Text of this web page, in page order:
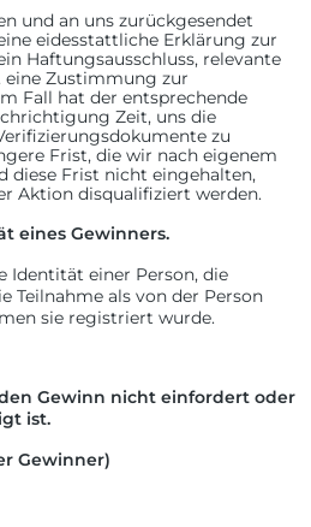
und an uns zurückgesendet
eidesstattliche Erklärung zur
Haftungsausschluss, relevante
Zustimmung zur
Fall hat der entsprechende
Zeit, uns die
zu
Frist, die wir nach eigenem
diese Frist nicht eingehalten,
Aktion disqualifiziert werden.
eines Gewinners.
Identität einer Person, die
Teilnahme als von der Person
sie registriert wurde.
Gewinn nicht einfordert oder
ist.
Gewinner)